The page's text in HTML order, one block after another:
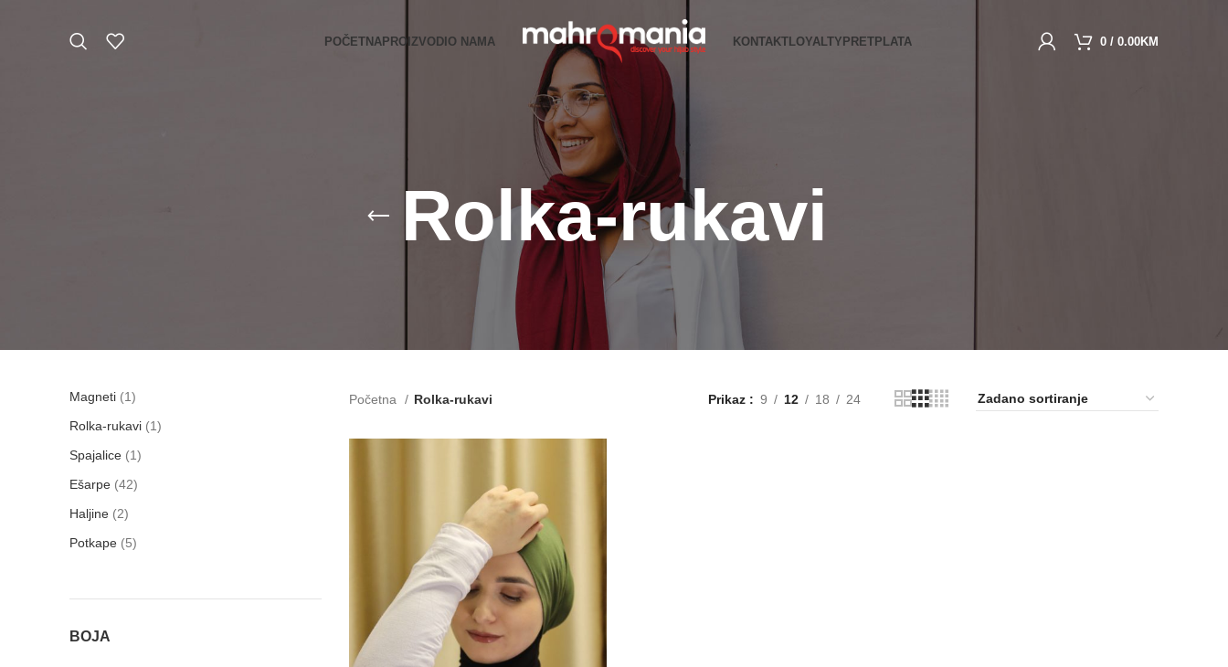
POČETNAPROIZVODIO NAMA KONTAKTLOYALTYPRETPLATA 0 / 0.00KM
Rolka-rukavi
Magneti
1
Rolka-rukavi
1
Spajalice
1
Ešarpe 42
Haljine
2
Potkape
5
BOJA
Početna Rolka-rukavi Prikaz 9 12 18 24